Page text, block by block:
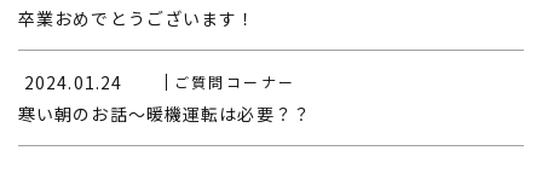
卒業おめでとうございます！
2024.01.24 ご質問コーナー
寒い朝のお話～暖機運転は必要？？